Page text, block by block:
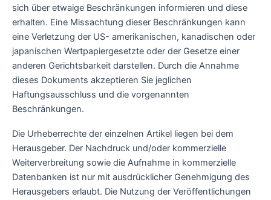
sich über etwaige Beschränkungen informieren und diese
erhalten. Eine Missachtung dieser Beschränkungen kann
eine Verletzung der US- amerikanischen, kanadischen oder
japanischen Wertpapiergesetzte oder der Gesetze einer
anderen Gerichtsbarkeit darstellen. Durch die Annahme
dieses Dokuments akzeptieren Sie jeglichen
Haftungsausschluss und die vorgenannten
Beschränkungen.
Die Urheberrechte der einzelnen Artikel liegen bei dem
Herausgeber. Der Nachdruck und/oder kommerzielle
Weiterverbreitung sowie die Aufnahme in kommerzielle
Datenbanken ist nur mit ausdrücklicher Genehmigung des
Herausgebers erlaubt. Die Nutzung der Veröffentlichungen